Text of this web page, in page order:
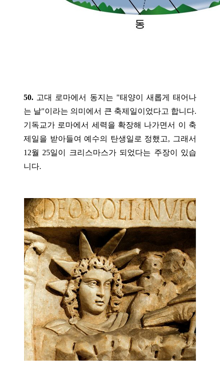
50. 고대 로마에서 동지는 "태양이 새롭게 태어나
는 날"이라는 의미에서 큰 축제일이었다고 합니다.
기독교가 로마에서 세력을 확장해 나가면서 이 축
제일을 받아들여 예수의 탄생일로 정했고, 그래서
12월 25일이 크리스마스가 되었다는 주장이 있습
니다.